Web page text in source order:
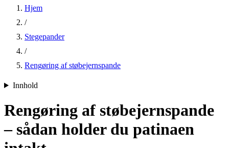
Hjem
/
Stegepander
/
Rengøring af støbejernspande
Innhold
Rengøring af støbejernspande
– sådan holder du patinaen